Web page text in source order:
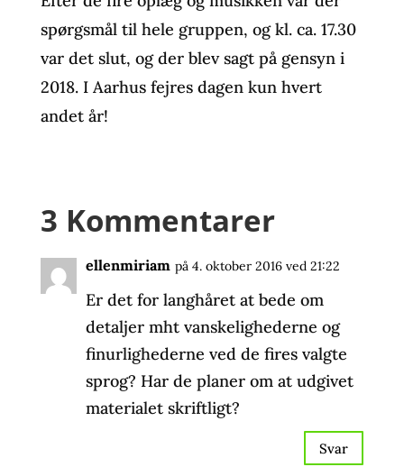
spørgsmål til hele gruppen, og kl. ca. 17.30
var det slut, og der blev sagt på gensyn i
2018. I Aarhus fejres dagen kun hvert
andet år!
3 Kommentarer
ellenmiriam på 4. oktober 2016 ved 21:22
Er det for langhåret at bede om
detaljer mht vanskelighederne og
finurlighederne ved de fires valgte
sprog? Har de planer om at udgivet
materialet skriftligt?
Svar